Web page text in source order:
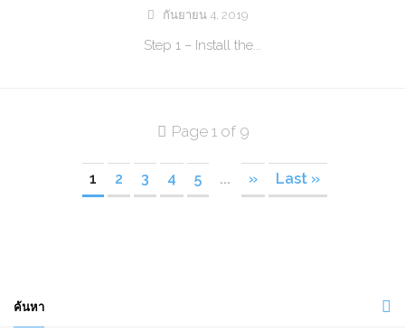
กันยายน 4, 2019
Step 1 – Install the...
Page 1 of 9
1 2 3 4 5 ... » Last »
ค้นหา